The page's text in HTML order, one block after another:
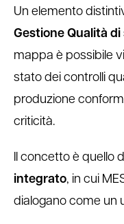
Un elemento
Gestione Qualità di
mappa è possibile
stato dei controlli
produzione
criticità.
Il concetto è quello
integrato, in cui
dialogano come un